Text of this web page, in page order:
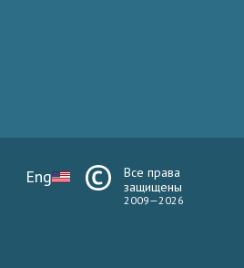
Eng
Все права
защищены
2009—2026